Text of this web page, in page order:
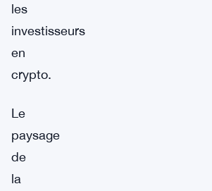
les
investisseurs
en
crypto.
Le
paysage
de
la